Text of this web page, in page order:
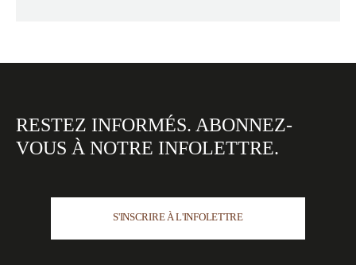
RESTEZ INFORMÉS. ABONNEZ-
VOUS À NOTRE INFOLETTRE.
S'INSCRIRE À L'INFOLETTRE